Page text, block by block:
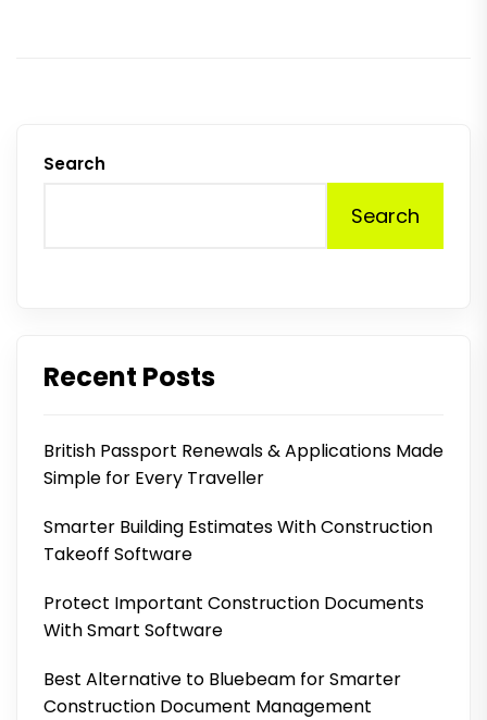
Search
Search
Recent Posts
British Passport Renewals & Applications Made
Simple for Every Traveller
Smarter Building Estimates With Construction
Takeoff Software
Protect Important Construction Documents
With Smart Software
Best Alternative to Bluebeam for Smarter
Construction Document Management